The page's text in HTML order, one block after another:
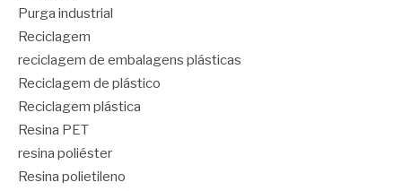
Purga industrial
Reciclagem
reciclagem de embalagens plásticas
Reciclagem de plástico
Reciclagem plástica
Resina PET
resina poliéster
Resina polietileno